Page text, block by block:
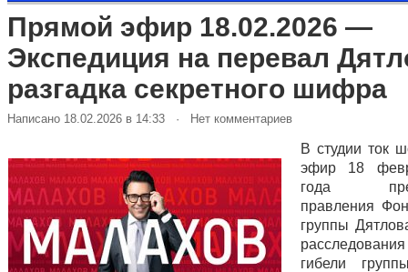
Прямой эфир 18.02.2026 —
Экспедиция на перевал
разгадка секретного шифра
Написано 18.02.2026 в 14:33 · Нет комментариев
В студии ток
эфир 18
года
правления
группы
гибели